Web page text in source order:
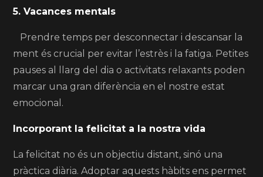
5. Vacances mentals
Prendre temps per desconnectar i descansar la
ment és crucial per evitar l’estrès i la fatiga. Petites
pauses al llarg del dia o activitats relaxants poden
marcar una gran diferència en el nostre estat
emocional.
Incorporant la felicitat a la nostra vida
La felicitat no és un objectiu distant, sinó una
pràctica diària. Adoptar aquests hàbits ens permet